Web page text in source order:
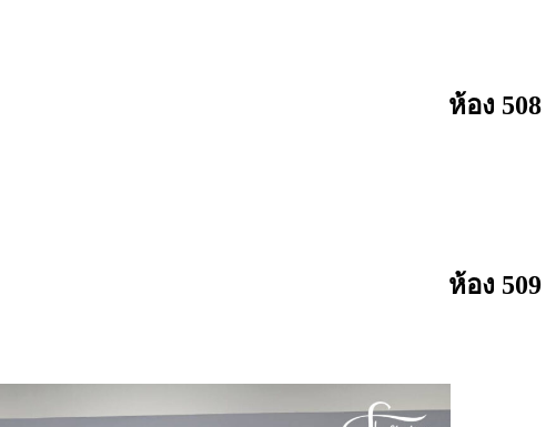
ห้อง 508
ห้อง 509